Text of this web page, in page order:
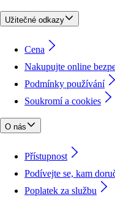
Užitečné odkazy
Cena
Nakupujte online
Podmínky používání
Soukromí a cookies
O nás
Přístupnost
Podívejte se, kam
Poplatek za službu